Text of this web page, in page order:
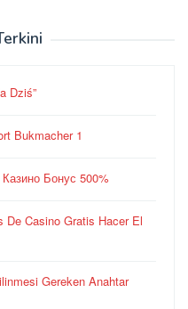
Dziś”
Bukmacher 1
Бонус 500%
De Casino Gratis Hacer El
Gereken Anahtar